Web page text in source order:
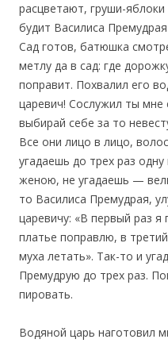
расцветают, груши-
будит Василиса
Сад готов, батюшка
метлу да в сад: где
поправит. Похвалил его
царевич! Сослужил ты
выбирай себе за то
Все они лицо в лицо,
угадаешь до трех раз
женою, не угадаешь —
то Василиса Премудрая,
царевичу: «В первый раз я
платье поправлю, в
муха летать». Так-то и
Премудрую до трех раз.
пировать.
Водяной царь наготовил